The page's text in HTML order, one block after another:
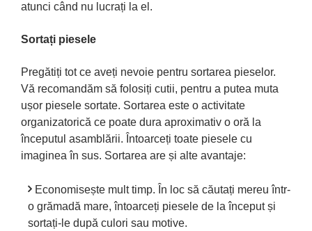
atunci când nu lucrați la el.
Sortați piesele
Pregătiți tot ce aveți nevoie pentru sortarea pieselor.
Vă recomandăm să folosiți cutii, pentru a putea muta
ușor piesele sortate. Sortarea este o activitate
organizatorică ce poate dura aproximativ o oră la
începutul asamblării. Întoarceți toate piesele cu
imaginea în sus. Sortarea are și alte avantaje:
Economisește mult timp. În loc să căutați mereu într-
o grămadă mare, întoarceți piesele de la început și
sortați-le după culori sau motive.